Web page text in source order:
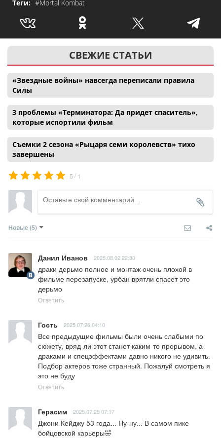
Теги: #Mortal Kombat
СВЕЖИЕ СТАТЬИ
«Звездные войны» навсегда переписали правила
Силы
3 проблемы «Терминатора: Да придет спаситель»,
которые испортили фильм
Съемки 2 сезона «Рыцаря семи королевств» тихо
завершены
5 / 1
Новые (5)
Данил Иванов 2025.08.02 22:30
драки дерьмо полное и монтаж очень плохой в
фильме перезапуске, урбан врятли спасет это
дерьмо
Ответить
Гость 2025.07.26 04:10
Все предыдущие фильмы были очень слабыми по
сюжету, вряд-ли этот станет каким-то прорывом, а
драками и спецэффектами давно никого не удивить.
Подбор актеров тоже странный. Пожалуй смотреть я
это не буду
Ответить
Герасим 2025.07.25 07:17
Джони Кейджу 53 года... Ну-ну... В самом пике
бойцовской карьеры🤣